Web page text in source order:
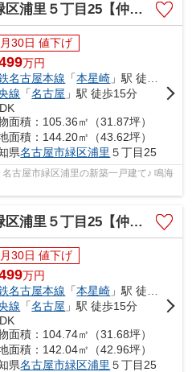
25【仲介手数料無料】新築一戸建て 1号棟
30日 値下げ
万円
名古屋本線 「本星崎 」駅 徒歩10分
線 「名古屋 」駅 徒歩15分
面積：105.36㎡（31.87坪）
面積：144.20㎡（43.62坪）
県名古屋市緑区浦里 ５丁目25
屋市緑区浦里の新築一戸建て♪ 鳴海
25【仲介手数料無料】新築一戸建て 2号棟
30日 値下げ
万円
名古屋本線 「本星崎 」駅 徒歩10分
線 「名古屋 」駅 徒歩15分
面積：104.74㎡（31.68坪）
面積：142.04㎡（42.96坪）
県名古屋市緑区浦里 ５丁目25